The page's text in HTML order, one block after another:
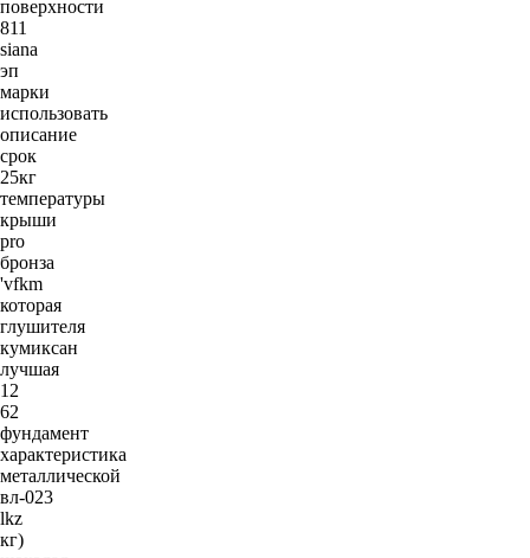
поверхности
811
siana
эп
марки
использовать
описание
срок
25кг
температуры
крыши
pro
бронза
'vfkm
которая
глушителя
кумиксан
лучшая
12
62
фундамент
характеристика
металлической
вл-023
lkz
кг)